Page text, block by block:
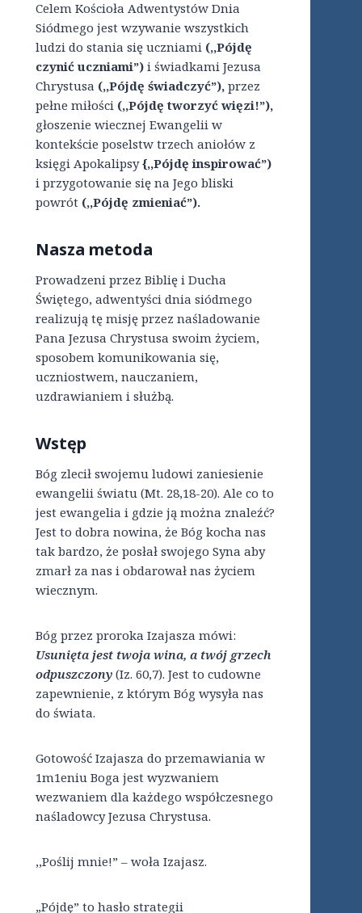
Celem Kościoła Adwentystów Dnia
Siódmego jest wzywanie wszystkich
ludzi do stania się uczniami (,,Pójdę
czynić uczniami”) i świadkami Jezusa
Chrystusa (,,Pójdę świadczyć”), przez
pełne miłości (,,Pójdę tworzyć więzi!”),
głoszenie wiecznej Ewangelii w
kontekście poselstw trzech aniołów z
księgi Apokalipsy{,,Pójdę inspirować”)
i przygotowanie się na Jego bliski
powrót (,,Pójdę zmieniać”).
Nasza metoda
Prowadzeni przez Biblię i Ducha
Świętego, adwentyści dnia siódmego
realizują tę misję przez naśladowanie
Pana Jezusa Chrystusa swoim życiem,
sposobem komunikowania się,
uczniostwem, nauczaniem,
uzdrawianiem i służbą.
Wstęp
Bóg zlecił swojemu ludowi zaniesienie
ewangelii światu (Mt. 28,18-20). Ale co to
jest ewangelia i gdzie ją można znaleźć?
Jest to dobra nowina, że Bóg kocha nas
tak bardzo, że posłał swojego Syna aby
zmarł za nas i obdarował nas życiem
wiecznym.
Bóg przez proroka Izajasza mówi:
Usunięta jest twoja wina, a twój grzech
odpuszczony (Iz. 60,7). Jest to cudowne
zapewnienie, z którym Bóg wysyła nas
do świata.
Gotowość Izajasza do przemawiania w
1m1eniu Boga jest wyzwaniem
wezwaniem dla każdego współczesnego
naśladowcy Jezusa Chrystusa.
,,Poślij mnie!” – woła Izajasz.
„Pójdę” to hasło strategii